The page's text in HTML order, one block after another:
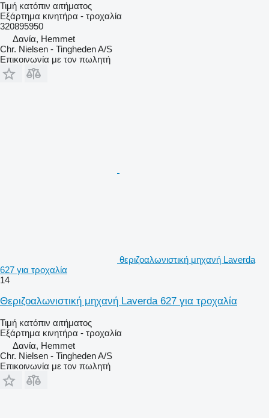
Τιμή κατόπιν αιτήματος
Εξάρτημα κινητήρα - τροχαλία
320895950
Δανία, Hemmet
Chr. Nielsen - Tingheden A/S
Επικοινωνία με τον πωλητή
θεριζοαλωνιστική μηχανή Laverda
627 για τροχαλία
14
Θεριζοαλωνιστική μηχανή Laverda 627 για τροχαλία
Τιμή κατόπιν αιτήματος
Εξάρτημα κινητήρα - τροχαλία
Δανία, Hemmet
Chr. Nielsen - Tingheden A/S
Επικοινωνία με τον πωλητή